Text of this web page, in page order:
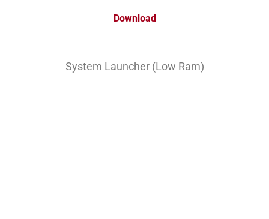
Download
System Launcher (Low Ram)